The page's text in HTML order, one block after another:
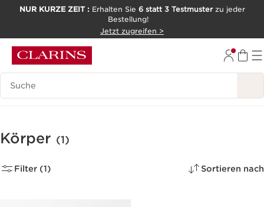
NUR KURZE ZEIT : Erhalten Sie 6 statt 3 Testmusterzu jeder
Bestellung!
Jetzt zugreifen >
Legende suchen
Körper (1)
Filter (1) Sortieren nach